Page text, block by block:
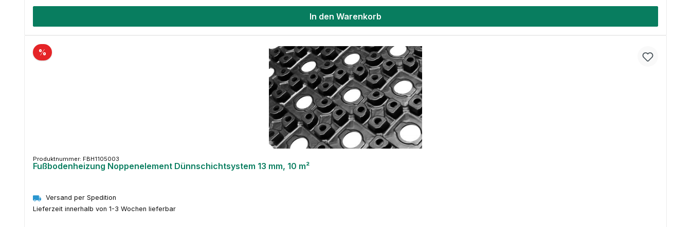
In den Warenkorb
%
Produktnummer: FBH1105003
Fußbodenheizung Noppenelement Dünnschichtsystem 13 mm, 10 m²
Versand per Spedition
Lieferzeit innerhalb von 1-3 Wochen lieferbar